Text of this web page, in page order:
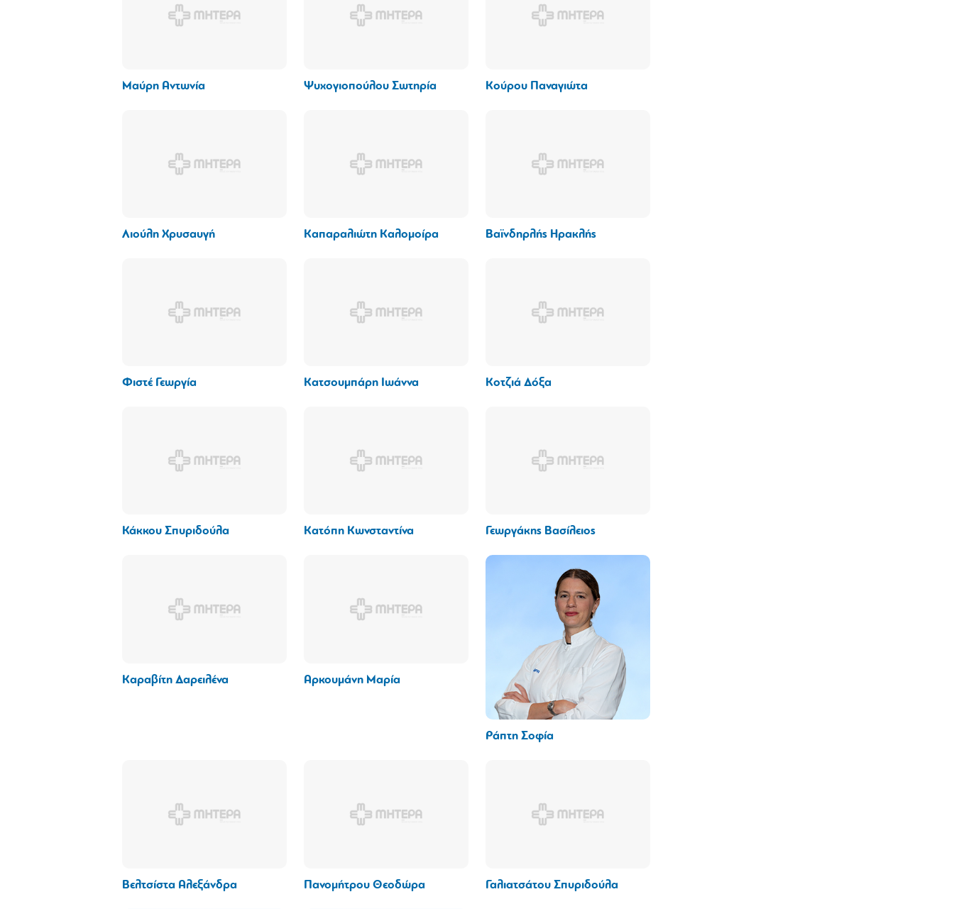
Μαύρη Αντωνία Ψυχογιοπούλου Σωτηρία Κούρου Παναγιώτα
Λιούλη Χρυσαυγή Καπαραλιώτη Καλομοίρα Βαϊνδηρλής Ηρακλής
Φιστέ Γεωργία Κατσουμπάρη Ιωάννα Κοτζιά Δόξα
Κάκκου Σπυριδούλα Κατόπη Κωνσταντίνα Γεωργάκης Βασίλειος
Καραβίτη Δαρειλένα Αρκουμάνη Μαρία
Ράπτη Σοφία
Βελτσίστα Αλεξάνδρα Πανομήτρου Θεοδώρα Γαλιατσάτου Σπυριδούλα